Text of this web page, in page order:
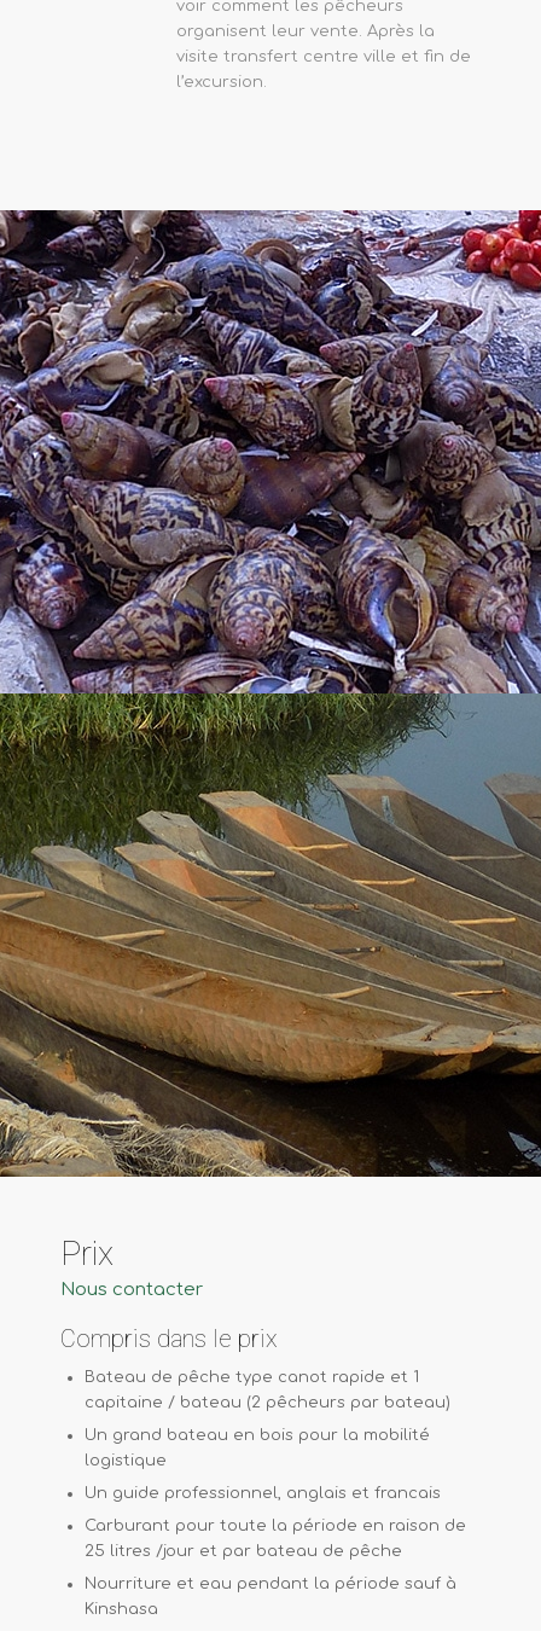
voir comment les pêcheurs
organisent leur vente. Après la
visite transfert centre ville et fin de
l’excursion.
Prix
Nous contacter
Compris dans le prix
Bateau de pêche type canot rapide et 1
capitaine / bateau (2 pêcheurs par bateau)
Un grand bateau en bois pour la mobilité
logistique
Un guide professionnel, anglais et francais
Carburant pour toute la période en raison de
25 litres /jour et par bateau de pêche
Nourriture et eau pendant la période sauf à
Kinshasa